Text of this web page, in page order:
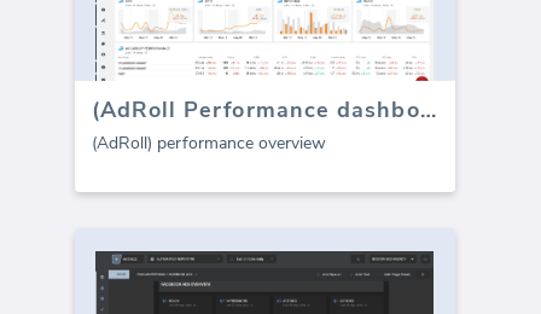
(AdRoll Performance dashboard)
(AdRoll) performance overview